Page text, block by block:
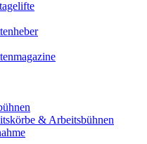
& Arbeitsbühnen